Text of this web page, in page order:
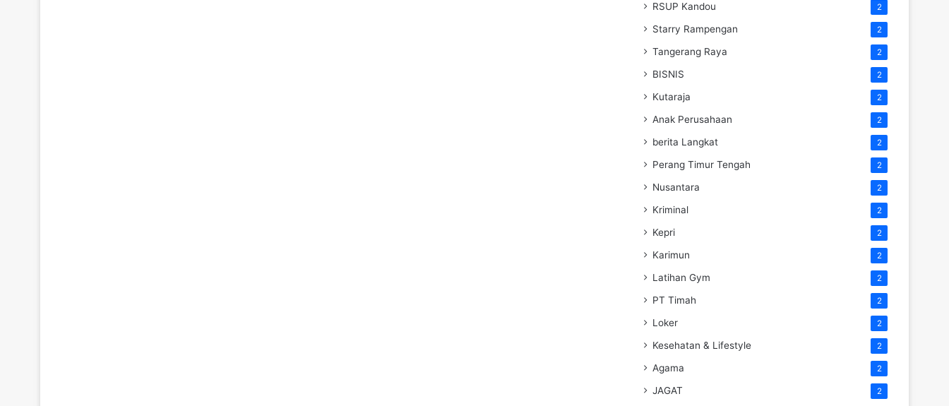
RSUP Kandou 2
Starry Rampengan 2
Tangerang Raya 2
BISNIS 2
Kutaraja 2
Anak Perusahaan 2
berita Langkat 2
Perang Timur Tengah 2
Nusantara 2
Kriminal 2
Kepri 2
Karimun 2
Latihan Gym 2
PT Timah 2
Loker 2
Kesehatan & Lifestyle 2
Agama 2
JAGAT 2